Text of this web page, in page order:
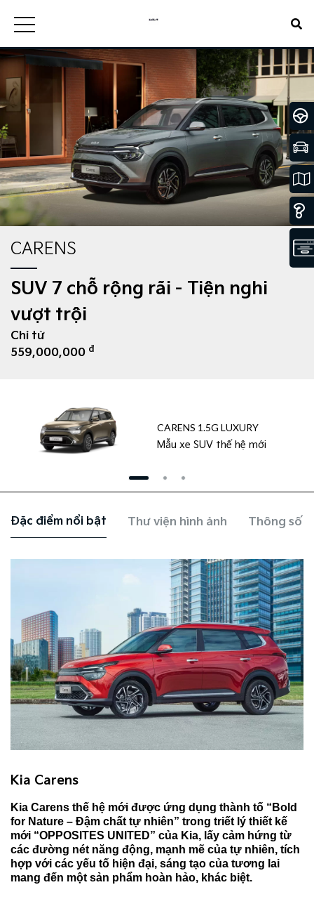
CARENS
SUV 7 chỗ rộng rãi - Tiện nghi
vượt trội
Chỉ từ
559,000,000 đ
CARENS 1.5G LUXURY
Mẫu xe SUV thế hệ mới
Đặc điểm nổi bật Thư viện hình ảnh Thông số
Kia Carens
Kia Carens thế hệ mới được ứng dụng thành tố “Bold
for Nature – Đậm chất tự nhiên” trong triết lý thiết kế
mới “OPPOSITES UNITED” của Kia, lấy cảm hứng từ
các đường nét năng động, mạnh mẽ của tự nhiên, tích
hợp với các yếu tố hiện đại, sáng tạo của tương lai
mang đến một sản phẩm hoàn hảo, khác biệt.